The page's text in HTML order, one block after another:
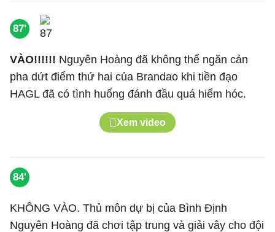
87'
VÀO!!!!!! Nguyên Hoàng đã không thể ngăn cản
pha dứt điểm thứ hai của Brandao khi tiền đạo
HAGL đã có tình huống đánh đầu quá hiểm hóc.
Xem video
84'
KHÔNG VÀO. Thủ môn dự bị của Bình Định
Nguyên Hoàng đã chơi tập trung và giải vây cho đội